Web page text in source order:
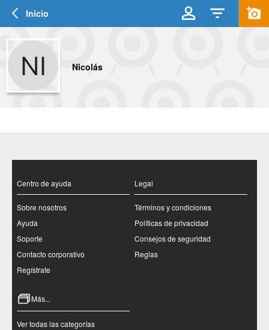
Inicio
Nicolás
Centro de ayuda
Sobre nosotros
Ayuda
Soporte
Contacto corporativo
Regístrate
Legal
Términos y condiciones
Políticas de privacidad
Consejos de seguridad
Reglas
Más...
Ver todas las categorías